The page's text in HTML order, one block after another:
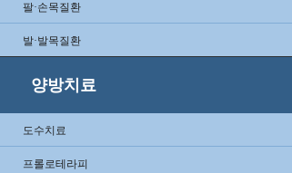
팔·손목질환
발·발목질환
양방치료
도수치료
프롤로테라피